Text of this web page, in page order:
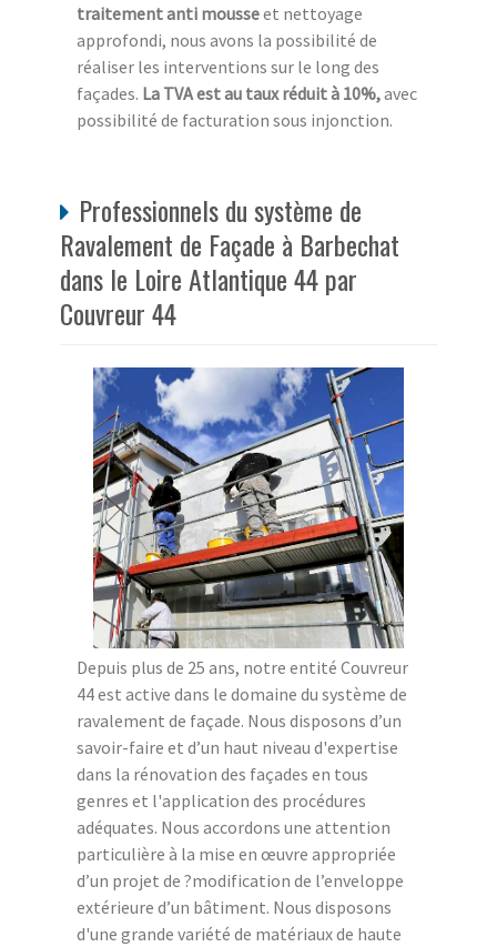
traitement anti mousseet nettoyage
approfondi, nous avons la possibilité de
réaliser les interventions sur le long des
façades. La TVA est au taux réduit à 10%,avec
possibilité de facturation sous injonction.
Professionnels du système de
Ravalement de Façade à Barbechat
dans le Loire Atlantique 44 par
Couvreur 44
Depuis plus de 25 ans, notre entité Couvreur
44 est active dans le domaine du système de
ravalement de façade. Nous disposons d’un
savoir-faire et d’un haut niveau d'expertise
dans la rénovation des façades en tous
genres et l'application des procédures
adéquates. Nous accordons une attention
particulière à la mise en œuvre appropriée
d’un projet de ?modification de l’enveloppe
extérieure d’un bâtiment. Nous disposons
d'une grande variété de matériaux de haute